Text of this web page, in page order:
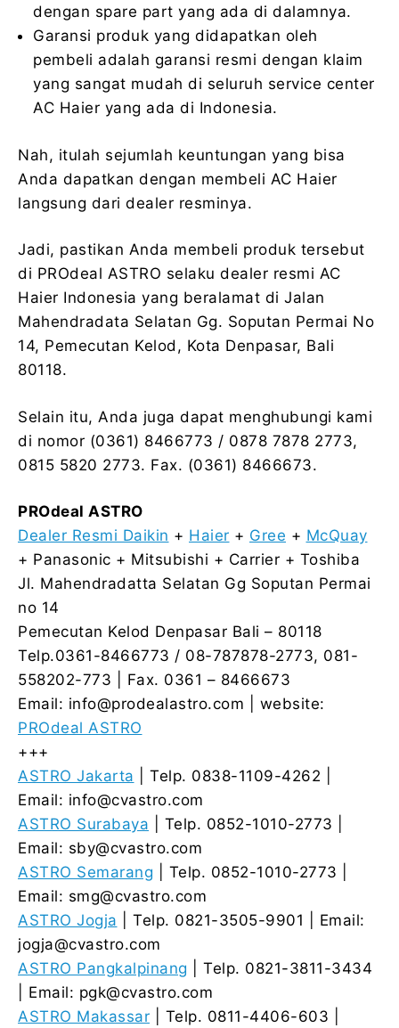
dengan spare part yang ada di dalamnya.
Garansi produk yang didapatkan oleh
pembeli adalah garansi resmi dengan klaim
yang sangat mudah di seluruh service center
AC Haier yang ada di Indonesia.
Nah, itulah sejumlah keuntungan yang bisa
Anda dapatkan dengan membeli AC Haier
langsung dari dealer resminya.
Jadi, pastikan Anda membeli produk tersebut
di PROdeal ASTRO selaku dealer resmi AC
Haier Indonesia yang beralamat di Jalan
Mahendradata Selatan Gg. Soputan Permai No
14, Pemecutan Kelod, Kota Denpasar, Bali
80118.
Selain itu, Anda juga dapat menghubungi kami
di nomor (0361) 8466773 / 0878 7878 2773,
0815 5820 2773. Fax. (0361) 8466673.
PROdeal ASTRO
Dealer Resmi Daikin + Haier + Gree + McQuay
+ Panasonic + Mitsubishi + Carrier + Toshiba
Jl. Mahendradatta Selatan Gg Soputan Permai
no 14
Pemecutan Kelod Denpasar Bali – 80118
Telp.0361-8466773 / 08-787878-2773, 081-
558202-773 | Fax. 0361 – 8466673
Email: info@prodealastro.com | website:
PROdeal ASTRO
+++
ASTRO Jakarta | Telp. 0838-1109-4262 |
Email: info@cvastro.com
ASTRO Surabaya | Telp. 0852-1010-2773 |
Email: sby@cvastro.com
ASTRO Semarang | Telp. 0852-1010-2773 |
Email: smg@cvastro.com
ASTRO Jogja | Telp. 0821-3505-9901 | Email:
jogja@cvastro.com
ASTRO Pangkalpinang | Telp. 0821-3811-3434
| Email: pgk@cvastro.com
ASTRO Makassar | Telp. 0811-4406-603 |